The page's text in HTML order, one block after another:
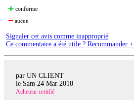
conforme
aucun
Signaler cet avis comme inapproprié
Ce commentaire a été utile ? Recommander +
par UN CLIENT
le Sam 24 Mar 2018
Acheteur certifié